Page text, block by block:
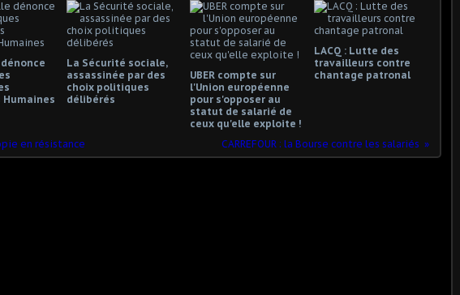
Humaines
La Sécurité sociale,
assassinée par des
choix politiques
délibérés
UBER compte sur
l'Union européenne
pour s'opposer au
statut de salarié de
ceux qu'elle exploite !
LACQ : Lutte des
travailleurs contre
chantage patronal
en résistance CARREFOUR : la Bourse contre les salariés